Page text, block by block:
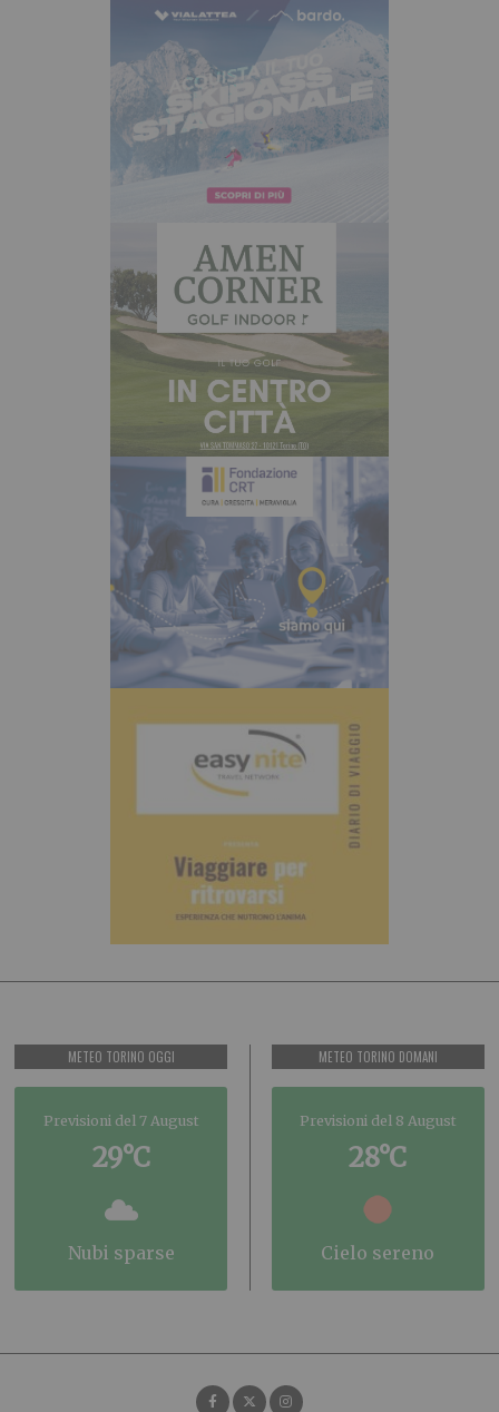
METEO TORINO OGGI
Previsioni del 7 August
29°C
nubi sparse
METEO TORINO DOMANI
Previsioni del 8 August
28°C
cielo sereno